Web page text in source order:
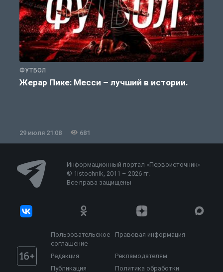
ФУТБОЛ
Жерар Пике: Месси – лучший в истории.
29 июля 21:08 681
Информационный портал «Первоисточник»
© 1istochnik, 2011 – 2026 гг.
Все права защищены
Пользовательское
соглашение
Правовая информация
Редакция
Рекламодателям
Публикация
Политика обработки